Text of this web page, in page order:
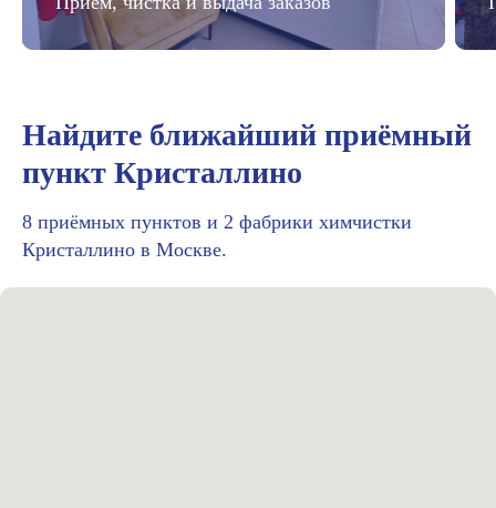
Найдите ближайший приёмный
пункт Кристаллино
8 приёмных пунктов и 2 фабрики химчистки
Кристаллино в Москве.